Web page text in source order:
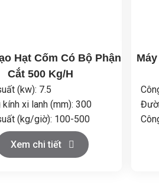
Hạt Cốm Có Bộ Phận
Cắt 500 Kg/H
(kw): 7.5
xi lanh (mm): 300
(kg/giờ): 100-500
kính hạt (mm): φ1.2~φ3
(vòng/phút): 36 (có thể
Xem chi tiết